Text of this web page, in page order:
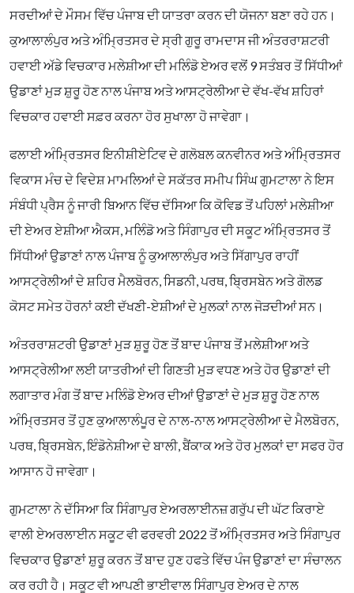
ਸਰਦੀਆਂ ਦੇ ਮੌਸਮ ਵਿੱਚ ਪੰਜਾਬ ਦੀ ਯਾਤਰਾ ਕਰਨ ਦੀ ਯੋਜਨਾ ਬਣਾ ਰਹੇ ਹਨ।
ਕੁਆਲਾਲੰਪੁਰ ਅਤੇ ਅੰਮ੍ਰਿਤਸਰ ਦੇ ਸ੍ਰੀ ਗੁਰੂ ਰਾਮਦਾਸ ਜੀ ਅੰਤਰਰਾਸ਼ਟਰੀ
ਹਵਾਈ ਅੱਡੇ ਵਿਚਕਾਰ ਮਲੇਸ਼ੀਆ ਦੀ ਮਲਿੰਡੋ ਏਅਰ ਵਲੋਂ 9 ਸਤੰਬਰ ਤੋਂ ਸਿੱਧੀਆਂ
ਉਡਾਣਾਂ ਮੁੜ ਸ਼ੁਰੂ ਹੋਣ ਨਾਲ ਪੰਜਾਬ ਅਤੇ ਆਸਟ੍ਰੇਲੀਆ ਦੇ ਵੱਖ-ਵੱਖ ਸ਼ਹਿਰਾਂ
ਵਿਚਕਾਰ ਹਵਾਈ ਸਫ਼ਰ ਕਰਨਾ ਹੋਰ ਸੁਖਾਲਾ ਹੋ ਜਾਵੇਗਾ।
ਫਲਾਈ ਅੰਮ੍ਰਿਤਸਰ ਇਨੀਸ਼ੀਏਟਿਵ ਦੇ ਗਲੋਬਲ ਕਨਵੀਨਰ ਅਤੇ ਅੰਮ੍ਰਿਤਸਰ
ਵਿਕਾਸ ਮੰਚ ਦੇ ਵਿਦੇਸ਼ ਮਾਮਲਿਆਂ ਦੇ ਸਕੱਤਰ ਸਮੀਪ ਸਿੰਘ ਗੁਮਟਾਲਾ ਨੇ ਇਸ
ਸੰਬੰਧੀ ਪ੍ਰੈਸ ਨੂੰ ਜਾਰੀ ਬਿਆਨ ਵਿੱਚ ਦੱਸਿਆ ਕਿ ਕੋਵਿਡ ਤੋਂ ਪਹਿਲਾਂ ਮਲੇਸ਼ੀਆ
ਦੀ ਏਅਰ ਏਸ਼ੀਆ ਐਕਸ, ਮਲਿੰਡੋ ਅਤੇ ਸਿੰਗਾਪੁਰ ਦੀ ਸਕੂਟ ਅੰਮ੍ਰਿਤਸਰ ਤੋਂ
ਸਿੱਧੀਆਂ ਉਡਾਣਾਂ ਨਾਲ ਪੰਜਾਬ ਨੂੰ ਕੁਆਲਾਲੰਪੁਰ ਅਤੇ ਸਿੱਗਾਪੁਰ ਰਾਹੀਂ
ਆਸਟ੍ਰੇਲੀਆਂ ਦੇ ਸ਼ਹਿਰ ਮੈਲਬੋਰਨ, ਸਿਡਨੀ, ਪਰਥ, ਬ੍ਰਿਸਬੇਨ ਅਤੇ ਗੋਲਡ
ਕੋਸਟ ਸਮੇਤ ਹੋਰਨਾਂ ਕਈ ਦੱਖਣੀ-ਏਸ਼ੀਆਂ ਦੇ ਮੁਲਕਾਂ ਨਾਲ ਜੋੜਦੀਆਂ ਸਨ।
ਅੰਤਰਰਾਸ਼ਟਰੀ ਉਡਾਣਾਂ ਮੁੜ ਸ਼ੁਰੂ ਹੋਣ ਤੋਂ ਬਾਦ ਪੰਜਾਬ ਤੋਂ ਮਲੇਸ਼ੀਆ ਅਤੇ
ਆਸਟ੍ਰੇਲੀਆ ਲਈ ਯਾਤਰੀਆਂ ਦੀ ਗਿਣਤੀ ਮੁੜ ਵਧਣ ਅਤੇ ਹੋਰ ਉਡਾਣਾਂ ਦੀ
ਲਗਾਤਾਰ ਮੰਗ ਤੋਂ ਬਾਦ ਮਲਿੰਡੋ ਏਅਰ ਦੀਆਂ ਉਡਾਣਾਂ ਦੇ ਮੁੜ ਸ਼ੁਰੂ ਹੋਣ ਨਾਲ
ਅੰਮ੍ਰਿਤਸਰ ਤੋਂ ਹੁਣ ਕੁਆਲਾਲੰਪੂਰ ਦੇ ਨਾਲ-ਨਾਲ ਆਸਟ੍ਰੇਲੀਆ ਦੇ ਮੈਲਬੋਰਨ,
ਪਰਥ, ਬ੍ਰਿਸਬੇਨ, ਇੰਡੋਨੇਸ਼ੀਆ ਦੇ ਬਾਲੀ, ਬੈਂਕਾਕ ਅਤੇ ਹੋਰ ਮੁਲਕਾਂ ਦਾ ਸਫਰ ਹੋਰ
ਆਸਾਨ ਹੋ ਜਾਵੇਗਾ।
ਗੁਮਟਾਲਾ ਨੇ ਦੱਸਿਆ ਕਿ ਸਿੰਗਾਪੁਰ ਏਅਰਲਾਈਨਜ਼ ਗਰੁੱਪ ਦੀ ਘੱਟ ਕਿਰਾਏ
ਵਾਲੀ ਏਅਰਲਾਈਨ ਸਕੂਟ ਵੀ ਫਰਵਰੀ 2022 ਤੋਂ ਅੰਮ੍ਰਿਤਸਰ ਅਤੇ ਸਿੰਗਾਪੁਰ
ਵਿਚਕਾਰ ਉਡਾਣਾਂ ਸ਼ੁਰੂ ਕਰਨ ਤੋਂ ਬਾਦ ਹੁਣ ਹਫਤੇ ਵਿੱਚ ਪੰਜ ਉਡਾਣਾਂ ਦਾ ਸੰਚਾਲਨ
ਕਰ ਰਹੀ ਹੈ। ਸਕੂਟ ਵੀ ਆਪਣੀ ਭਾਈਵਾਲ ਸਿੰਗਾਪੁਰ ਏਅਰ ਦੇ ਨਾਲ